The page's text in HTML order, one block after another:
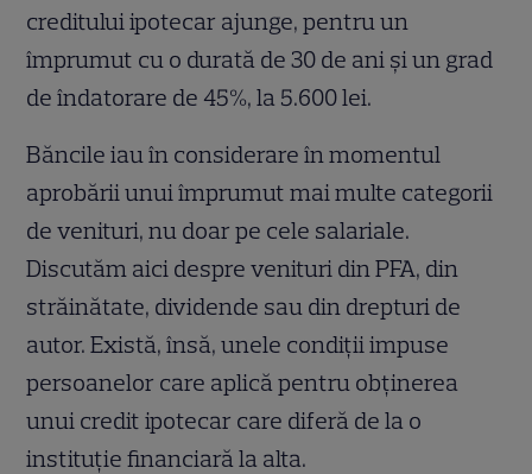
creditului ipotecar ajunge, pentru un
împrumut cu o durată de 30 de ani și un grad
de îndatorare de 45%, la 5.600 lei.
Băncile iau în considerare în momentul
aprobării unui împrumut mai multe categorii
de venituri, nu doar pe cele salariale.
Discutăm aici despre venituri din PFA, din
străinătate, dividende sau din drepturi de
autor. Există, însă, unele condiții impuse
persoanelor care aplică pentru obținerea
unui credit ipotecar care diferă de la o
instituție financiară la alta.